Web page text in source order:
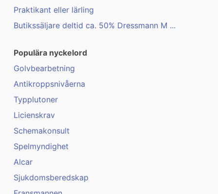
Praktikant eller lärling
Butikssäljare deltid ca. 50% Dressmann M ...
Populära nyckelord
Golvbearbetning
Antikroppsnivåerna
Typplutoner
Licienskrav
Schemakonsult
Spelmyndighet
Alcar
Sjukdomsberedskap